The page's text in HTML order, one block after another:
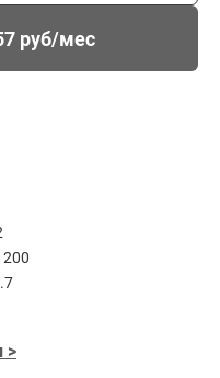
руб/мес
200
>